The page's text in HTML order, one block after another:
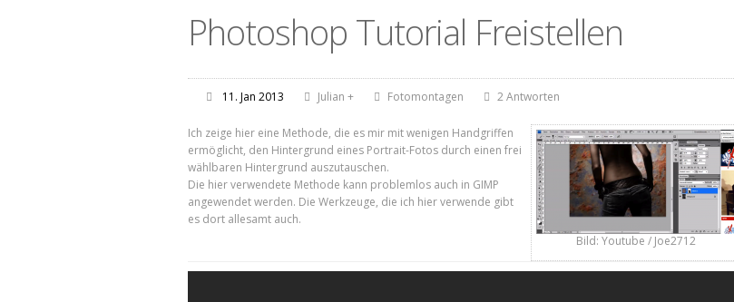
Photoshop Tutorial Freistellen
11. Jan 2013 Julian + Fotomontagen 2 Antworten
Bildschirmfoto
2013-01-11 um
17.30.10.png
Bild: Youtube / Joe2712
Ich zeige hier eine Methode, die es mir mit wenigen Handgriffen
ermöglicht, den Hintergrund eines Portrait-Fotos durch einen frei
wählbaren Hintergrund auszutauschen.
Die hier verwendete Methode kann problemlos auch in GIMP
angewendet werden. Die Werkzeuge, die ich hier verwende gibt
es dort allesamt auch.